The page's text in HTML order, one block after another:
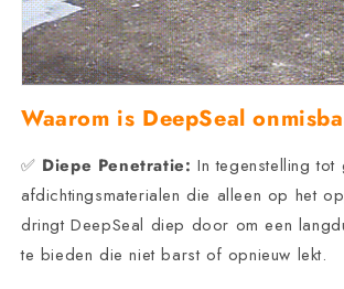
Waarom is DeepSeal
✅ Diepe Penetratie: In tegenstelling tot
afdichtingsmaterialen die alleen op het
dringt DeepSeal diep door om een
te bieden die niet barst of opnieuw lekt.